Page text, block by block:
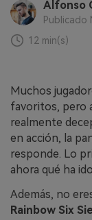
Alfonso
Publicado
12 min(s)
Muchos
favoritos, pero
realmente
en acción, la
responde. Lo
ahora qué ha
Además, no
Rainbow Six